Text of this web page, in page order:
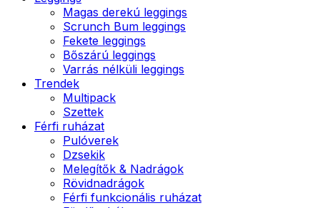
Magas derekú leggings
Scrunch Bum leggings
Fekete leggings
Bőszárú leggings
Varrás nélküli leggings
Trendek
Multipack
Szettek
Férfi ruházat
Pulóverek
Dzsekik
Melegítők & Nadrágok
Rövidnadrágok
Férfi funkcionális ruházat